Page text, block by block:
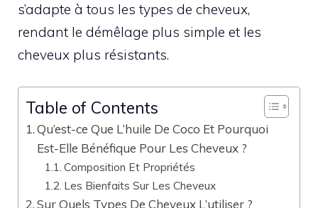
s’adapte à tous les types de cheveux,
rendant le démêlage plus simple et les
cheveux plus résistants.
Table of Contents
Qu’est-ce Que L’huile De Coco Et Pourquoi
Est-Elle Bénéfique Pour Les Cheveux ?
Composition Et Propriétés
Les Bienfaits Sur Les Cheveux
Sur Quels Types De Cheveux L’utiliser ?